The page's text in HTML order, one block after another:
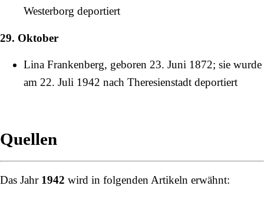
Westerborg deportiert
29. Oktober
Lina Frankenberg, geboren 23. Juni 1872; sie wurde
am 22. Juli 1942 nach Theresienstadt deportiert
Quellen
Das Jahr 1942 wird in folgenden Artikeln erwähnt: